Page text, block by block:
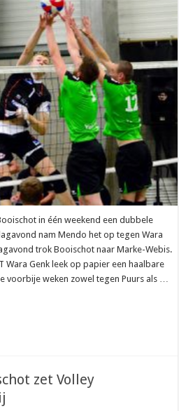
in één weekend een dubbele
nam Mendo het op tegen Wara
trok Booischot naar Marke-Webis.
Wara Genk leek op papier een haalbare
voorbije weken zowel tegen Puurs als …
zet Volley